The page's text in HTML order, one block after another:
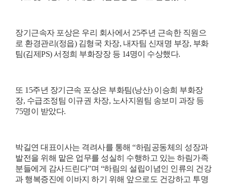
장기근속자 포상은 우리 회사에서 25주년 근속한 직원으
로 환경관리 (정읍) 김형국 차장, 내자팀 신재명 부장, 부화
팀(김제 PS)서정희 부화장장 등 14명이 수상했다.
또 15주년 장기근속 포상은 부화팀(낭산) 이승희 부화장
장, 수급조정팀 이규권 차장, 노사지원팀 송보미 과장 등
75명이 받았다.
박길연 대표이사는 격려사를 통해 “하림공동체의 성장과
발전을 위해 맡은 업무를 성실히 수행하고 있는 하림가족
분들에게 감사드린다”며 “하림의 설립이념인 인류의 건강
과 행복증진에 이바지 하기 위해 앞으로도 건강하고 투명